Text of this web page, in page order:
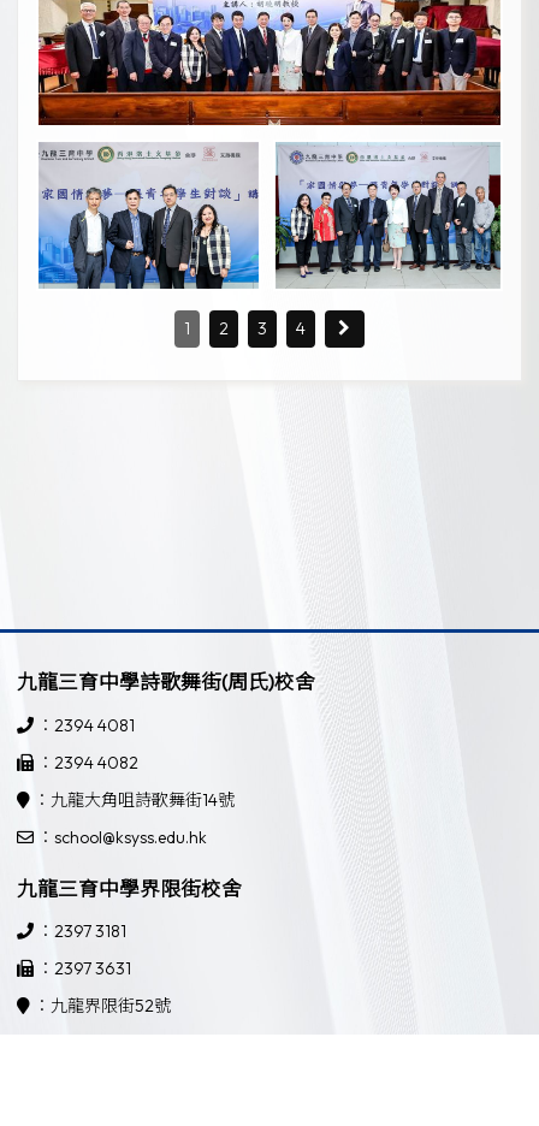
1 2 3 4
九龍三育中學詩歌舞街(周氏)校舍
：2394 4081
：2394 4082
：九龍大角咀詩歌舞街14號
：school@ksyss.edu.hk
九龍三育中學界限街校舍
：2397 3181
：2397 3631
：九龍界限街52號